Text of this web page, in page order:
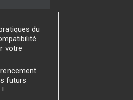
du
votre
futurs